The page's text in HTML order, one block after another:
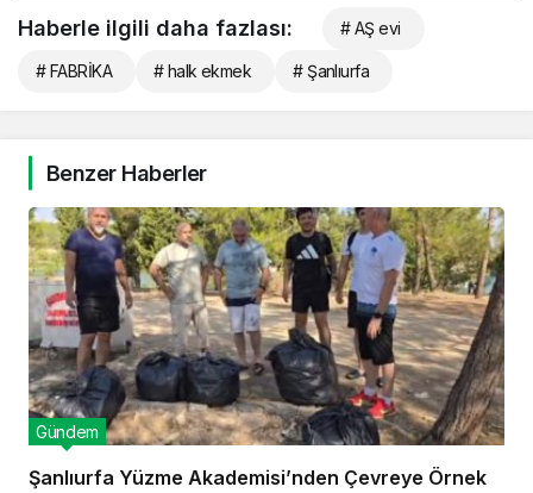
Haberle ilgili daha fazlası: # AŞ evi
# FABRİKA # halk ekmek # Şanlıurfa
Benzer Haberler
Şanlıurfa Yüzme Akademisi’nden Çevreye Örnek
Gündem